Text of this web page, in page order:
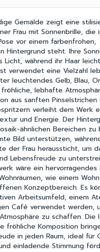
Gemälde zeigt eine
Frau mit Sonnenbrille, die
vor einem farbenfrohen,
Hintergrund steht. Ihre
während ihr Haar
verwendet eine Vielzahl
leuchtendes Gelb, Blau,
fröhliche, lebhafte
aus sanften Pinselstrichen
verleiht dem Werk
und Energie. Der
ähnlichen Bereichen zu
Bild unterstützen,
der Frau heraussticht, um
Lebensfreude zu
wäre ein hervorragendes
wie einem
Konzeptbereich. Es
Arbeitsumfeld, einem
Café verwendet werden,
zu schaffen. Die
fröhliche Komposition
in jeden Raum, ideal für
einladende Stimmung